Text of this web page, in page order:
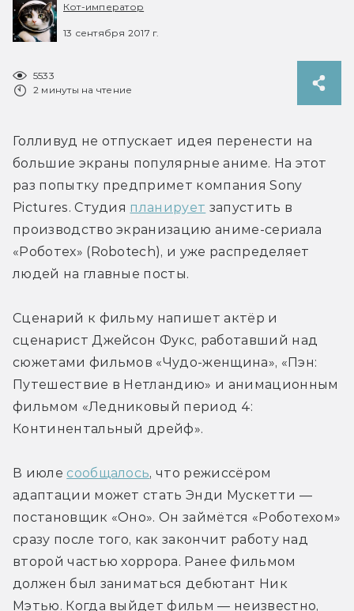
Кот-император
13 сентября 2017 г.
5533
2 минуты на чтение
Голливуд не отпускает идея перенести на
большие экраны популярные аниме. На этот
раз попытку предпримет компания Sony
Pictures. Студия планирует запустить в
производство экранизацию аниме-сериала
«Роботех» (Robotech), и уже распределяет
людей на главные посты.
Сценарий к фильму напишет актёр и
сценарист Джейсон Фукс, работавший над
сюжетами фильмов «Чудо-женщина», «Пэн:
Путешествие в Нетландию» и анимационным
фильмом «Ледниковый период 4:
Континентальный дрейф».
В июле сообщалось, что режиссёром
адаптации может стать Энди Мускетти —
постановщик «Оно». Он займётся «Роботехом»
сразу после того, как закончит работу над
второй частью хоррора. Ранее фильмом
должен был заниматься дебютант Ник
Мэтью. Когда выйдет фильм — неизвестно,